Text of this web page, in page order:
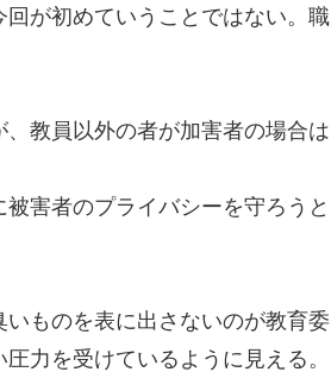
が初めていうことではない。 職
、教員以外の者が加害者の場合は
害者のプライバシーを守ろうと
ものを表に出さないのが教育委
力を受けているように 見える。